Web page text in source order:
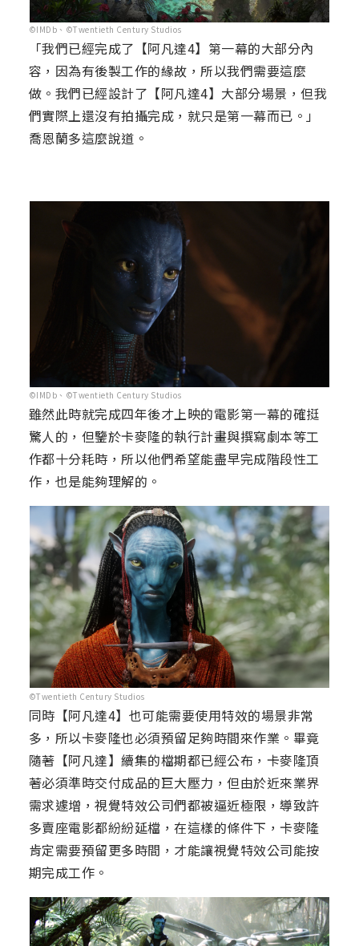
©IMDb、©Twentieth Century Studios
「我們已經完成了【阿凡達4】第一幕的大部分內
容，因為有後製工作的緣故，所以我們需要這麼
做。我們已經設計了【阿凡達4】大部分場景，但我
們實際上還沒有拍攝完成，就只是第一幕而已。」
喬恩蘭多這麼說道。
©IMDb、©Twentieth Century Studios
雖然此時就完成四年後才上映的電影第一幕的確挺
驚人的，但鑒於卡麥隆的執行計畫與撰寫劇本等工
作都十分耗時，所以他們希望能盡早完成階段性工
作，也是能夠理解的。
©Twentieth Century Studios
同時【阿凡達4】也可能需要使用特效的場景非常
多，所以卡麥隆也必須預留足夠時間來作業。畢竟
隨著【阿凡達】續集的檔期都已經公布，卡麥隆頂
著必須準時交付成品的巨大壓力，但由於近來業界
需求遽增，視覺特效公司們都被逼近極限，導致許
多賣座電影都紛紛延檔，在這樣的條件下，卡麥隆
肯定需要預留更多時間，才能讓視覺特效公司能按
期完成工作。